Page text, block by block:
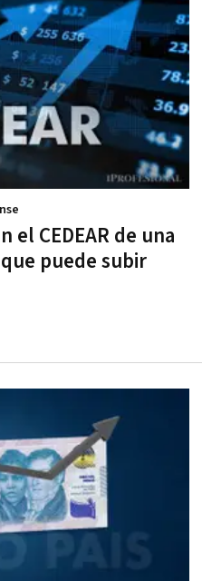
el CEDEAR de una
puede subir